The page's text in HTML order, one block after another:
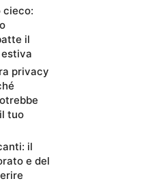
cieco:
il
privacy
tuo
il
e del